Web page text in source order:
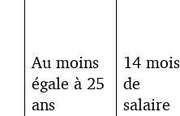
Au moins
égale à 25
ans
14 mois
de
salaire